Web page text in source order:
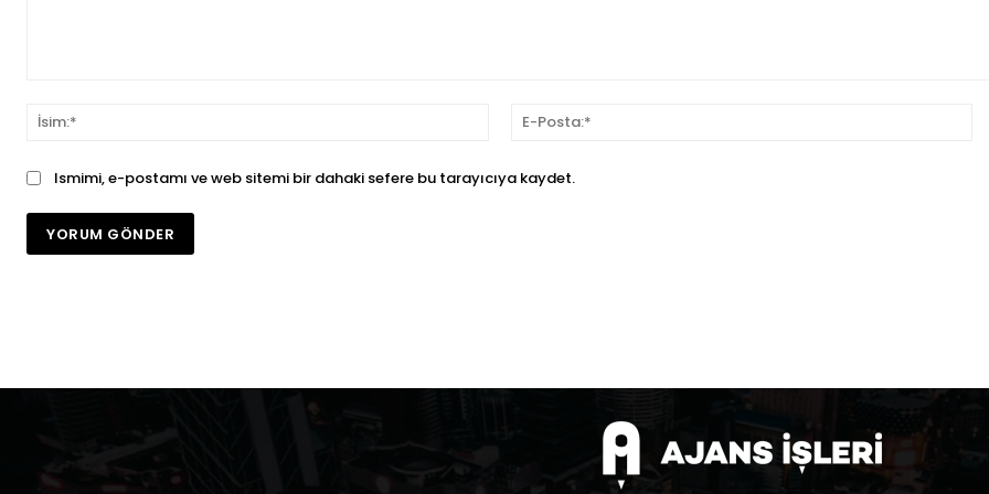
İsim:*
Ismimi, e-postamı ve web sitemi bir dahaki sefere bu tarayıcıya kaydet.